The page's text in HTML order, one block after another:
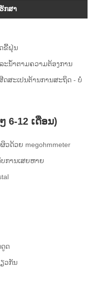
ກສາ
ຂີ້ຝຸ່ນ
ະນໍ້າຕາມຄວາມຕ້ອງການ
ສະ​ເປນ​ຕ້ານ​ການ​ສະ​ຖິດ - ບໍ່​
6-12 ເດືອນ)
ດ້ວຍ megohmmeter
ການ​ເສຍ​ຫາຍ​
ດ
ວກັນ